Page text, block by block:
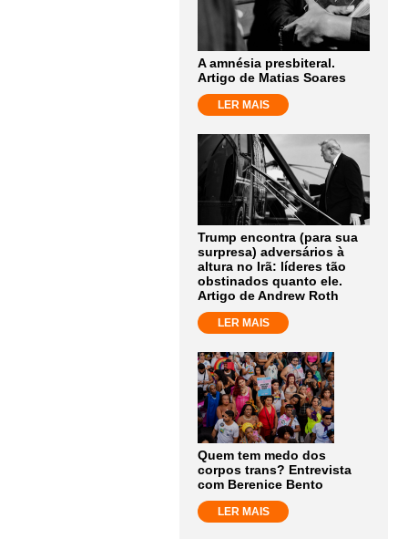
A amnésia presbiteral.
Artigo de Matias Soares
LER MAIS
Trump encontra (para sua
surpresa) adversários à
altura no Irã: líderes tão
obstinados quanto ele.
Artigo de Andrew Roth
LER MAIS
Quem tem medo dos
corpos trans? Entrevista
com Berenice Bento
LER MAIS